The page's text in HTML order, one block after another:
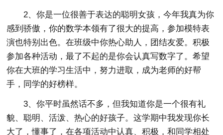
2、你是一位很善于表达的聪明女孩，今年我真为你
感到骄傲，你的数学本领有了很大的提高，参加模特表
演也特别出色。在班级中你热心助人，团结友爱。积极
参加各种活动，最了不起的是你会认真写数字了。希望
你在大班的学习生活中，努力进取，成为老师的好帮
手，同学的好榜样。
3、你平时虽然话不多，但我知道你是一个很有礼
貌、聪明、活泼、热心的好孩子。这学期中我发现你长
大了，懂事了，在各项活动中认真、积极，和同学相处